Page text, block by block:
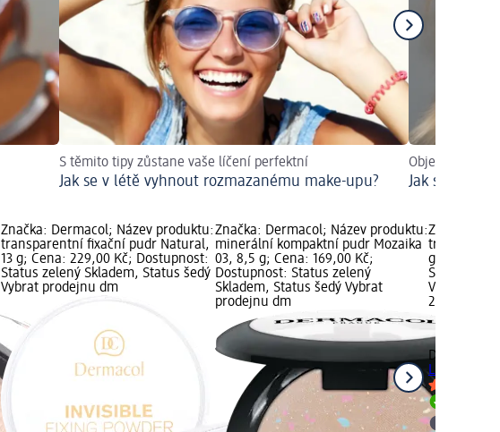
S těmito tipy zůstane vaše líčení perfektní
Jak se v létě vyhnout rozmazanému make-upu?
Objevit trendy
Jak si nalíčit
Značka: Dermacol; Název produktu:
transparentní fixační pudr Natural,
13 g; Cena: 229,00 Kč; Dostupnost:
Status zelený Skladem, Status šedý
Vybrat prodejnu dm
Značka: Dermacol; Název produktu:
minerální kompaktní pudr Mozaika
03, 8,5 g; Cena: 169,00 Kč;
Dostupnost: Status zelený
Skladem, Status šedý Vybrat
prodejnu dm
Značka:
g; Cena:
Status
Vybrat
229,00 Kč
Dermacol
Light, 13 g